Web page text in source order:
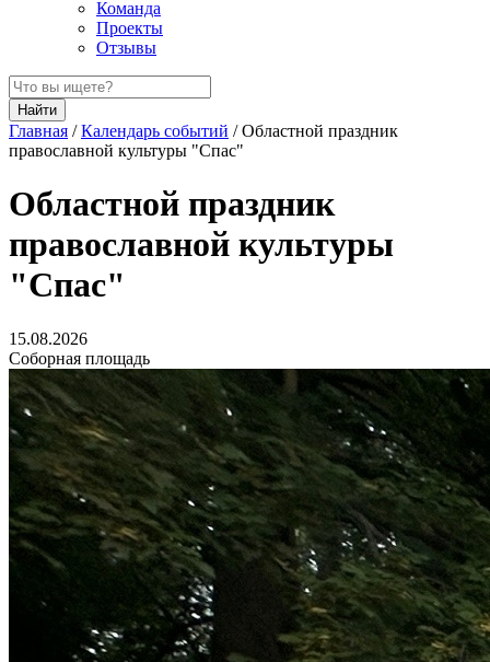
Команда
Проекты
Отзывы
Найти
Главная / Календарь событий /Областной праздник
православной культуры "Спас"
Областной праздник
православной культуры
"Спас"
15.08.2026
Соборная площадь